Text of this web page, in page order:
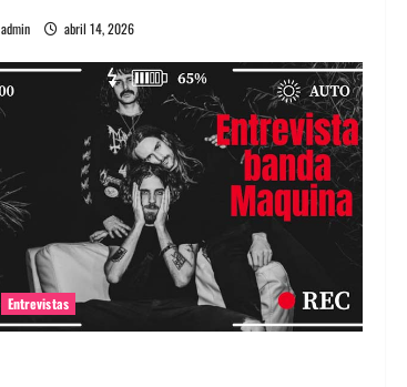
admin abril 14, 2026
Entrevistas